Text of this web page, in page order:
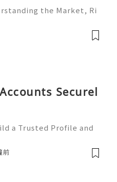
the Market, Ri
Individuals, freelan
Securel
a Trusted Profile and
and collabo
前